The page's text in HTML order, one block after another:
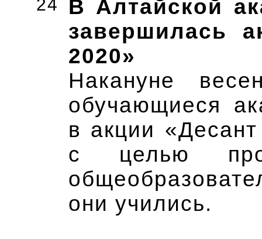
24
В Алтайской
завершилась
2020»
Накануне
обучающиеся
в акции
с целью
они учились.